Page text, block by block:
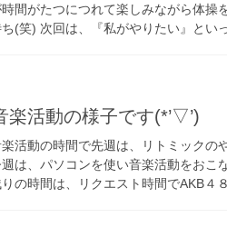
間がたつにつれて楽しみながら体操
(笑) 次回は、『私がやりたい』とい
活動の様子です(*’▽’)
活動の時間で先週は、リトミックの
は、パソコンを使い音楽活動をおこ
の時間は、リクエスト時間でAKB４